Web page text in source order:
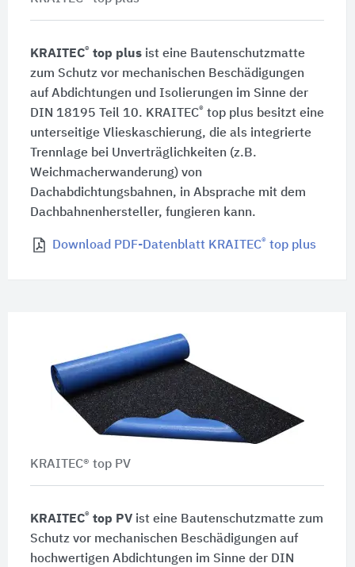
KRAITEC® top plusist eine Bautenschutzmatte
zum Schutz vor mechanischen Beschädigungen
auf Abdichtungen und Isolierungen im Sinne der
DIN 18195 Teil 10. KRAITEC® top plus besitzt eine
unterseitige Vlieskaschierung, die als integrierte
Trennlage bei Unverträglichkeiten (z.B.
Weichmacherwanderung) von
Dachabdichtungsbahnen, in Absprache mit dem
Dachbahnenhersteller, fungieren kann.
Download PDF-Datenblatt KRAITEC® top plus
KRAITEC® top PV
KRAITEC® top PVist eine Bautenschutzmatte zum
Schutz vor mechanischen Beschädigungen auf
hochwertigen Abdichtungen im Sinne der DIN